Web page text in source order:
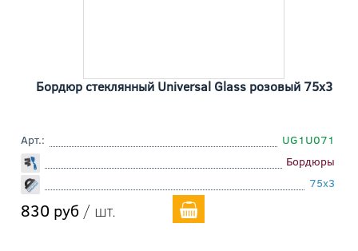
Бордюр стеклянный Universal Glass розовый 75x3
Арт.:
UG1U071
Бордюры
75x3
830 руб / шт.